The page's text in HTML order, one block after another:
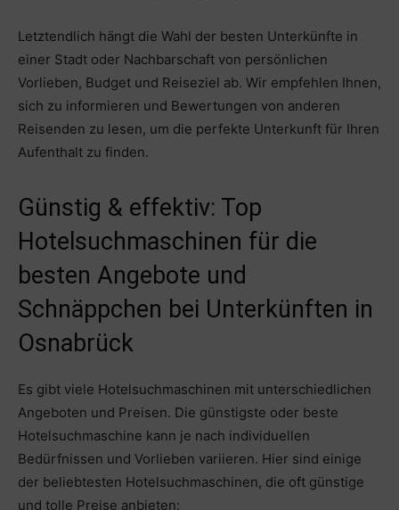
Letztendlich hängt die Wahl der besten Unterkünfte in
einer Stadt oder Nachbarschaft von persönlichen
Vorlieben, Budget und Reiseziel ab. Wir empfehlen Ihnen,
sich zu informieren und Bewertungen von anderen
Reisenden zu lesen, um die perfekte Unterkunft für Ihren
Aufenthalt zu finden.
Günstig & effektiv: Top
Hotelsuchmaschinen für die
besten Angebote und
Schnäppchen bei Unterkünften in
Osnabrück
Es gibt viele Hotelsuchmaschinen mit unterschiedlichen
Angeboten und Preisen. Die günstigste oder beste
Hotelsuchmaschine kann je nach individuellen
Bedürfnissen und Vorlieben variieren. Hier sind einige
der beliebtesten Hotelsuchmaschinen, die oft günstige
und tolle Preise anbieten: